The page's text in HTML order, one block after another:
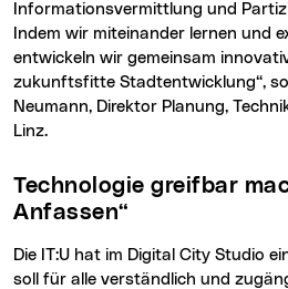
Informationsvermittlung und
Indem wir miteinander lernen und
entwickeln wir gemeinsam
zukunftsfitte Stadtentwicklung“, so
Neumann, Direktor Planung,
Linz.
Technologie greifbar machen – „KI zum
Anfassen“
Die IT:U hat im Digital City Studio ein klares Ziel: Technologie
soll für alle verständlich und